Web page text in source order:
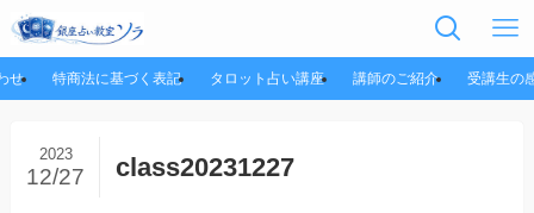
せ 特商法に基づく表記 タロット占い講座 講師のご紹介 受講生の
class20231227
2023
12/27